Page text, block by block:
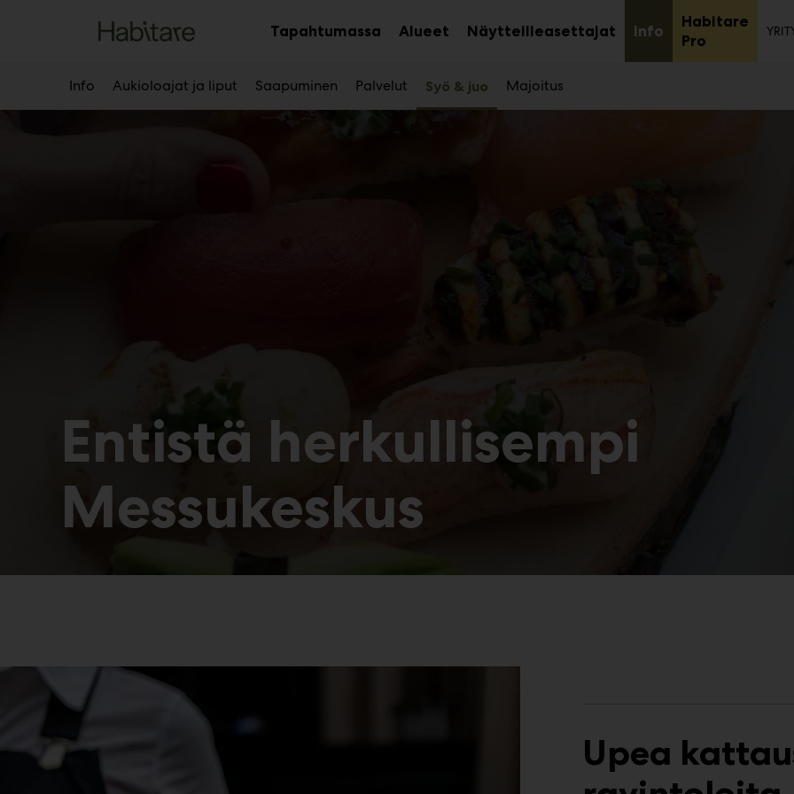
Main
TapahtumassaAvaaAlueetAvaaNäytteilleasettajat InfoAvaa
alavalikko
Info Aukioloajat ja liput Saapuminen Palvelut Syö & juo Majoitus
Habitare
Pro
Avaa
Entistä herkullisempi
Messukeskus
Upea